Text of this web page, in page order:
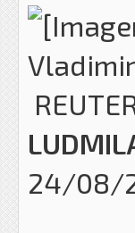
24/08/